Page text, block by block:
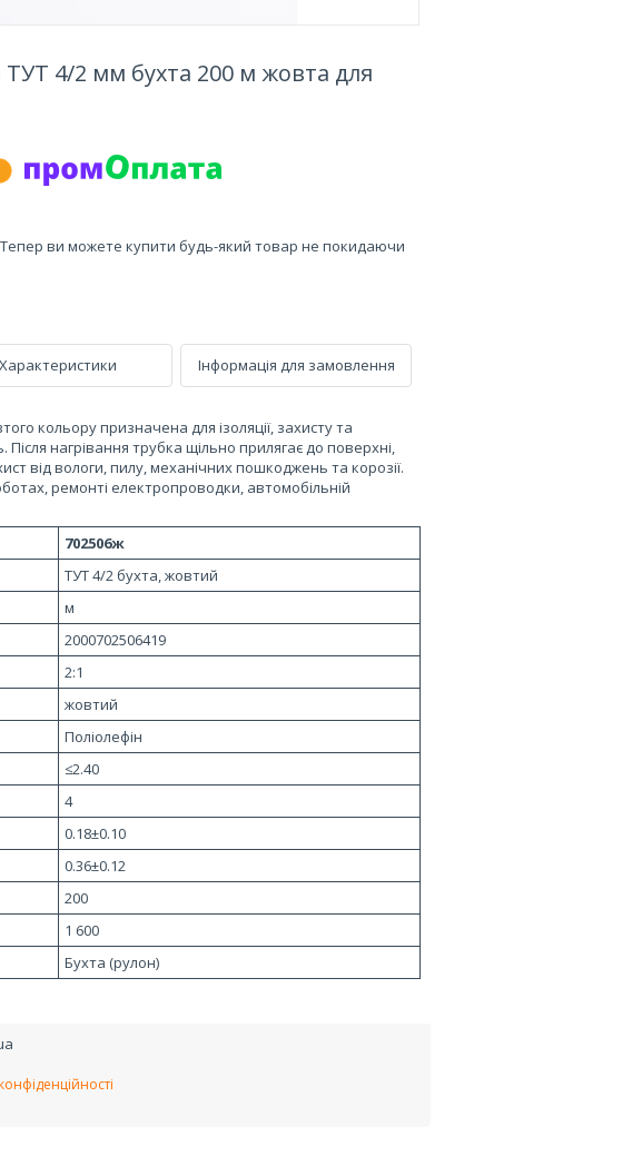
4/2 мм бухта 200 м жовта для
Тепер ви можете купити будь-який товар не покидаючи
Характеристики Інформація для замовлення
кольору призначена для ізоляції, захисту та
нагрівання трубка щільно прилягає до поверхні,
від вологи, пилу, механічних пошкоджень та корозії.
ремонті електропроводки, автомобільній
702506ж
ТУТ 4/2 бухта, жовтий
м
2000702506419
2:1
жовтий
Поліолефін
≤2.40
4
0.18±0.10
0.36±0.12
200
1 600
Бухта (рулон)